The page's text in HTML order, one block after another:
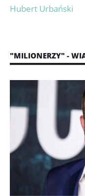
Hubert Urbański
"MILIONERZY" -